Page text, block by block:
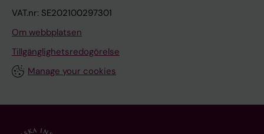
VAT.nr: SE202100297301
Om webbplatsen
Tillgänglighetsredogörelse
Manage your cookies